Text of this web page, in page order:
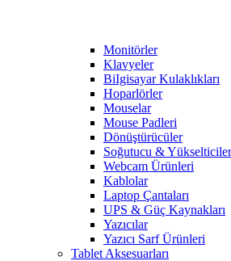
Monitörler
Klavyeler
BiIgisayar Kulaklıkları
Hoparlörler
Mouselar
Mouse Padleri
Dönüştürücüler
Soğutucu & Yükselticiler
Webcam Ürünleri
Kablolar
Laptop Çantaları
UPS & Güç Kaynakları
Yazıcılar
Yazıcı Sarf Ürünleri
Tablet Aksesuarları